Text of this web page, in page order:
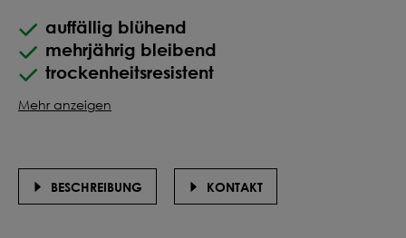
auffällig blühend
mehrjährig bleibend
trockenheitsresistent
Mehr anzeigen
BESCHREIBUNG KONTAKT